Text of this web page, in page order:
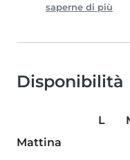
saperne di più
Disponibilità
L
Mattina